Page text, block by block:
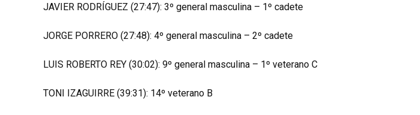
JAVIER RODRÍGUEZ (27:47): 3º general masculina – 1º cadete
JORGE PORRERO (27:48): 4º general masculina – 2º cadete
LUIS ROBERTO REY (30:02): 9º general masculina – 1º veterano C
TONI IZAGUIRRE (39:31): 14º veterano B